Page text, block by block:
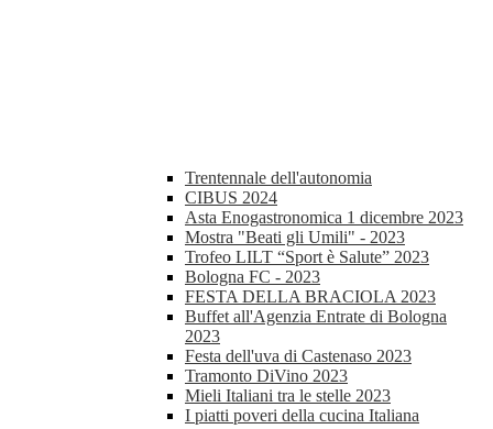
Trentennale dell'autonomia
CIBUS 2024
Asta Enogastronomica 1 dicembre 2023
Mostra "Beati gli Umili" - 2023
Trofeo LILT “Sport è Salute” 2023
Bologna FC - 2023
FESTA DELLA BRACIOLA 2023
Buffet all'Agenzia Entrate di Bologna
2023
Festa dell'uva di Castenaso 2023
Tramonto DiVino 2023
Mieli Italiani tra le stelle 2023
I piatti poveri della cucina Italiana